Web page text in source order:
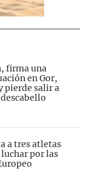
firma una
en Gor,
pierde salir a
a tres atletas
por las